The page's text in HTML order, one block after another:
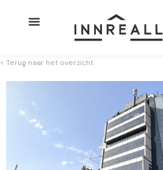
< Terug naar het overzicht